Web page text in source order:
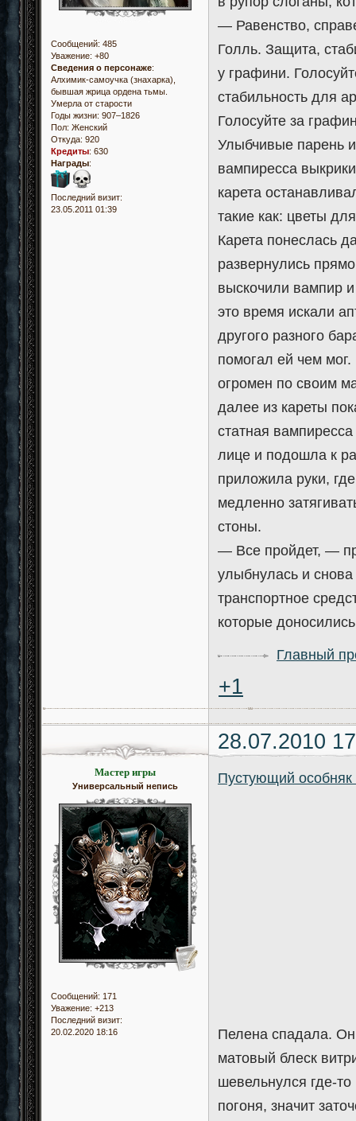
Сообщений: 485
Уважение: +80
Сведения о персонаже:
Алхимик-самоучка (знахарка),
бывшая жрица ордена тьмы.
Умерла от старости
Годы жизни: 907–1826
Пол: Женский
Откуда: 920
Кредиты: 630
Награды:
Последний визит:
23.05.2011 01:39
— Равенство,
Голль. Защита,
у графини.
стабильность для
Голосуйте за
Улыбчивые парень
вампиресса
карета
такие как: цветы
Карета понеслась
развернулись
выскочили вампир
это время искали
другого разного
помогал ей чем
огромен по своим
далее из кареты
статная
лице и подошла к
приложила руки,
медленно
стоны.
— Все пройдет, —
улыбнулась и
транспортное
которые
Главный
+1
28.07.2010
Мастер игры
Универсальный непись
Сообщений: 171
Уважение: +213
Последний визит:
20.02.2020 18:16
Пустующий
Пелена спадала. Он
матовый блеск
шевельнулся где-
погоня, значит